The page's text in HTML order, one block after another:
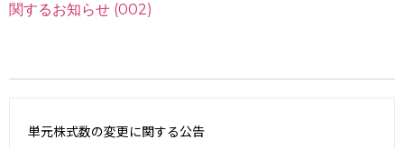
関するお知らせ (002)
単元株式数の変更に関する公告